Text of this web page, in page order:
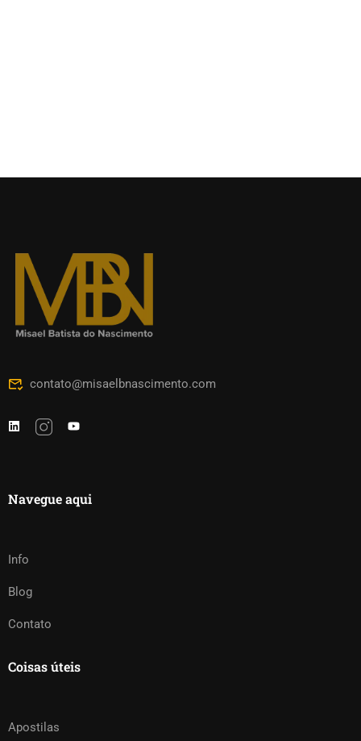
contato@misaelbnascimento.com
Navegue aqui
Info
Blog
Contato
Coisas úteis
Apostilas